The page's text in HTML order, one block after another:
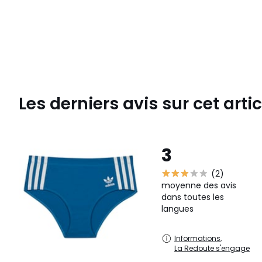
Les derniers avis sur cet
3
(2)
moyenne des avis
dans toutes les
langues
Informations,
La Redoute s'engage